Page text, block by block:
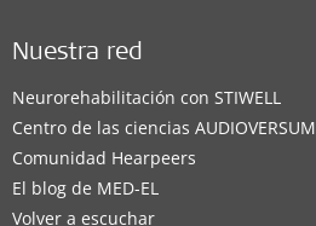
Nuestra red
Neurorehabilitación con STIWELL
Centro de las ciencias AUDIOVERSUM
Comunidad Hearpeers
El blog de MED-EL
Volver a escuchar